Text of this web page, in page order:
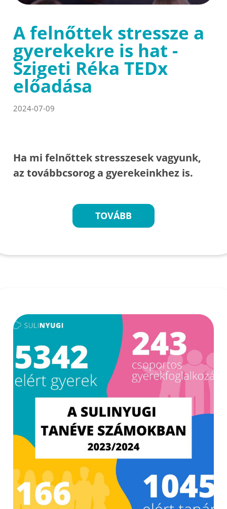
A felnőttek stressze a
gyerekekre is hat -
Szigeti Réka TEDx
előadása
2024-07-09
Ha mi felnőttek stresszesek vagyunk,
az továbbcsorog a gyerekeinkhez is.
TOVÁBB